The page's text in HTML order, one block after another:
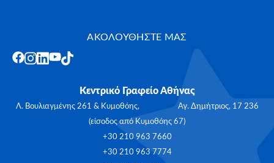
ΑΚΟΛΟΥΘΗΣΤΕ ΜΑΣ
Κεντρικό Γραφείο Αθήνας
Λ. Βουλιαγμένης 261 & Κυμοθόης, Αγ. Δημήτριος, 17 236
(είσοδος από Κυμοθόης 67)
+30 210 963 7660
+30 210 963 7774